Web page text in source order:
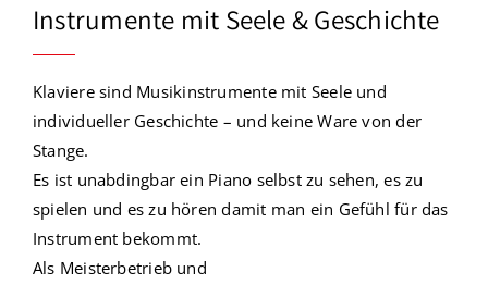
Instrumente mit Seele & Geschichte
Klavieresind Musikinstrumentemit Seele und
individueller Geschichte – und keine Ware von der
Stange.
Es ist unabdingbar ein Piano selbst zu sehen, es zu
spielen und es zu hören damit man ein Gefühl für das
Instrument bekommt.
Als Meisterbetrieb und